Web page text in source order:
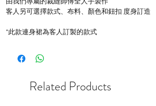
客人另可選擇款式、布料、顏色和鈕扣 度身訂造
*此款連身裙為客人訂製的款式
Related Products